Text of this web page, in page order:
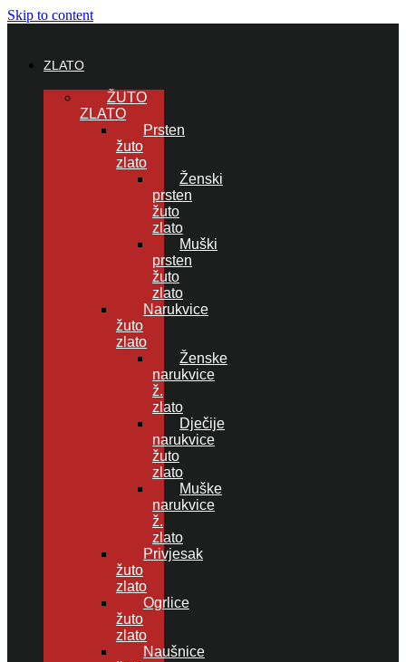
Skip to content
ZLATO
ŽUTO
ZLATO
Prsten
žuto
zlato
Ženski
prsten
žuto
zlato
Muški
prsten
žuto
zlato
Narukvice
žuto
zlato
Ženske
narukvice
ž.
zlato
Dječije
narukvice
žuto
zlato
Muške
narukvice
ž.
zlato
Privjesak
žuto
zlato
Ogrlice
žuto
zlato
Naušnice